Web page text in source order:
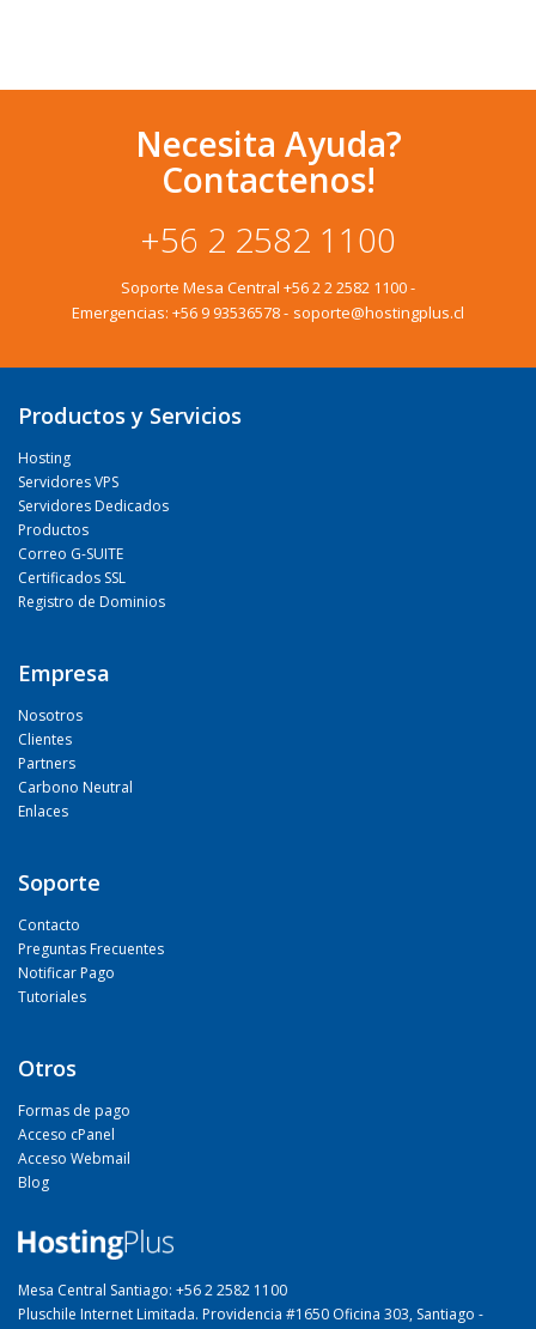
Necesita Ayuda?
Contactenos!
+56 2 2582 1100
Soporte Mesa Central +56 2 2 2582 1100-
Emergencias: +56 9 93536578- soporte@hostingplus.cl
Productos y Servicios
Hosting
Servidores VPS
Servidores Dedicados
Productos
Correo G-SUITE
Certificados SSL
Registro de Dominios
Empresa
Nosotros
Clientes
Partners
Carbono Neutral
Enlaces
Soporte
Contacto
Preguntas Frecuentes
Notificar Pago
Tutoriales
Otros
Formas de pago
Acceso cPanel
Acceso Webmail
Blog
Mesa Central Santiago: +56 2 2582 1100
Pluschile Internet Limitada. Providencia #1650 Oficina 303, Santiago -